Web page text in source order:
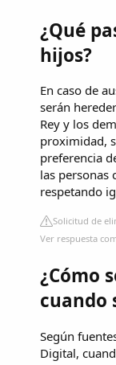
¿Qué
hijos?
En caso de
serán
Rey y los
proximidad,
preferencia
las personas
respetando
Solicitud de
Ver respuesta
¿Cómo
cuando
Según
Digital,